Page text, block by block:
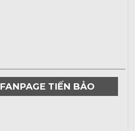
FANPAGE TIẾN BẢO